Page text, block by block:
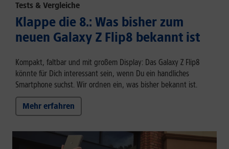
Tests & Vergleiche
Klappe die 8.: Was bisher zum
neuen Galaxy Z Flip8 bekannt ist
Kompakt, faltbar und mit großem Display: Das Galaxy Z Flip8
könnte für Dich interessant sein, wenn Du ein handliches
Smartphone suchst. Wir ordnen ein, was bisher bekannt ist.
Mehr erfahren